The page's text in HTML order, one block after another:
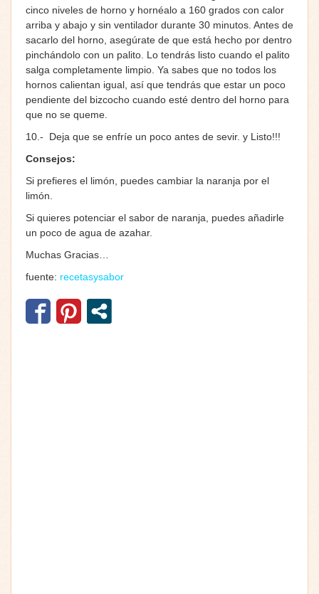
cinco niveles de horno y hornéalo a 160 grados con calor
arriba y abajo y sin ventilador durante 30 minutos. Antes de
sacarlo del horno, asegúrate de que está hecho por dentro
pinchándolo con un palito. Lo tendrás listo cuando el palito
salga completamente limpio. Ya sabes que no todos los
hornos calientan igual, así que tendrás que estar un poco
pendiente del bizcocho cuando esté dentro del horno para
que no se queme.
10.- Deja que se enfríe un poco antes de sevir. y Listo!!!
Consejos:
Si prefieres el limón, puedes cambiar la naranja por el
limón.
Si quieres potenciar el sabor de naranja, puedes añadirle
un poco de agua de azahar.
Muchas Gracias…
fuente: recetasysabor